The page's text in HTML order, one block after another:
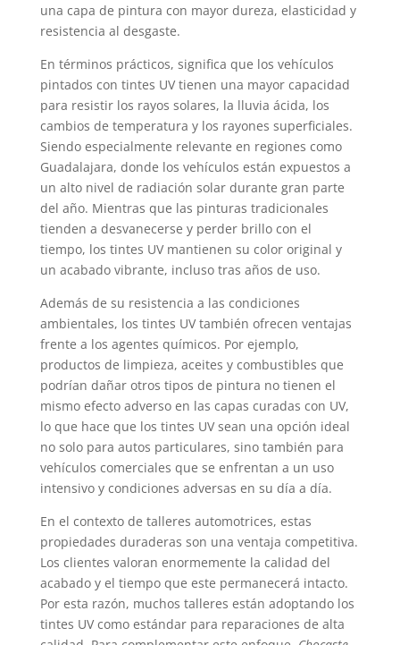
una capa de pintura con mayor dureza, elasticidad y
resistencia al desgaste.
En términos prácticos, significa que los vehículos
pintados con tintes UV tienen una mayor capacidad
para resistir los rayos solares, la lluvia ácida, los
cambios de temperatura y los rayones superficiales.
Siendo especialmente relevante en regiones como
Guadalajara, donde los vehículos están expuestos a
un alto nivel de radiación solar durante gran parte
del año. Mientras que las pinturas tradicionales
tienden a desvanecerse y perder brillo con el
tiempo, los tintes UV mantienen su color original y
un acabado vibrante, incluso tras años de uso.
Además de su resistencia a las condiciones
ambientales, los tintes UV también ofrecen ventajas
frente a los agentes químicos. Por ejemplo,
productos de limpieza, aceites y combustibles que
podrían dañar otros tipos de pintura no tienen el
mismo efecto adverso en las capas curadas con UV,
lo que hace que los tintes UV sean una opción ideal
no solo para autos particulares, sino también para
vehículos comerciales que se enfrentan a un uso
intensivo y condiciones adversas en su día a día.
En el contexto de talleres automotrices, estas
propiedades duraderas son una ventaja competitiva.
Los clientes valoran enormemente la calidad del
acabado y el tiempo que este permanecerá intacto.
Por esta razón, muchos talleres están adoptando los
tintes UV como estándar para reparaciones de alta